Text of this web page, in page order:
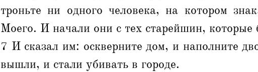
троньте ни одного человека, на котором
Моего. И начали они с тех старейшин, которые
7 И сказал им: оскверните дом, и наполните
вышли, и стали убивать в городе.